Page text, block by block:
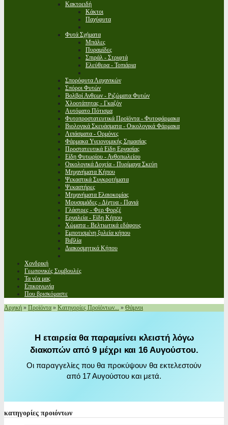
Κακτοειδή
Κάκτοι
Παχύφυτα
Φυτά Σχήματα
Μπάλες
Πυραμίδες
Σπιράλ - Στριφτά
Ελεύθερα - Τοπιάρια
Σπορόφυτα Λαχανικών
Σπόροι Φυτών
Βολβοί Ανθεων - Ριζώματα Φυτών
Χλοοτάπητας - Γκαζόν
Αυτόματο Πότισμα
Φυτοπροστατευτικά Προϊόντα - Φυτοφάρμακα
Βιολογικά Σκευάσματα - Οικολογικά Φάρμακα
Λιπάσματα - Ορμόνες
Φάρμακα Υγειονομικής Σημασίας
Προστατευτικά Είδη Εργασίας
Είδη Φυτωρίου - Ανθοπωλείου
Οικολογικά Δοχεία - Πυρίμαχα Σκεύη
Μηχανήματα Κήπου
Ψεκαστικά Συγκροτήματα
Ψεκαστήρες
Μηχανήματα Ελαιοκομίας
Μουσαμάδες - Δίχτυα - Πανιά
Γλάστρες - Φερ Φορζέ
Εργαλεία - Είδη Κήπου
Χώματα - Βελτιωτικά εδάφους
Εμποτισμένη ξυλεία κήπου
Βιβλία
Διακοσμητικά Κήπου
Χονδρική
Γεωπονικές Συμβουλές
Τα νέα μας
Επικοινωνία
Που βρισκόμαστε
Αρχική » Προϊόντα » Κατηγορίες Προϊόντων... » Θάμνοι
Η εταιρεία θα παραμείνει κλειστή λόγω
διακοπών από 9 μέχρι και 16 Αυγούστου.
Οι παραγγελίες που θα προκύψουν θα εκτελεστούν
από 17 Αυγούστου και μετά.
κατηγορίες προιόντων